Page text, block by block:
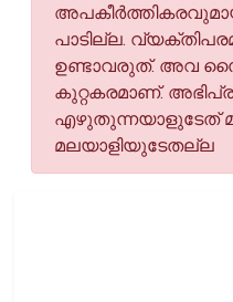
പാടില്ല.
ഉണ്ടാവരുത്. അവ
കുറ്റകരമാണ്.
എഴുതുന്നയാളുടേത്
മലയാളിയുടേതല്ല